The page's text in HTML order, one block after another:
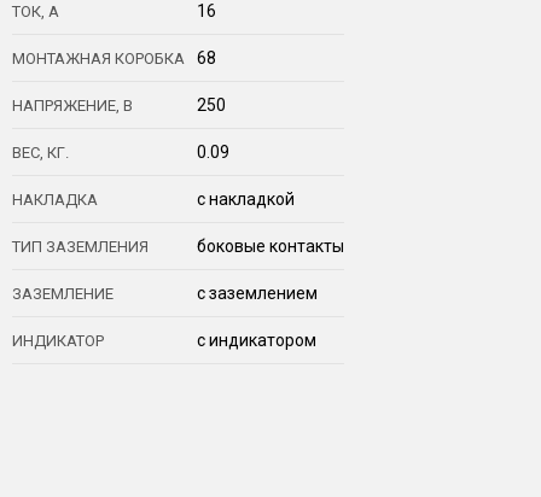
ТОК, А 16
МОНТАЖНАЯ КОРОБКА 68
НАПРЯЖЕНИЕ, В 250
ВЕС, КГ. 0.09
НАКЛАДКА с накладкой
ТИП ЗАЗЕМЛЕНИЯ боковые контакты
ЗАЗЕМЛЕНИЕ с заземлением
ИНДИКАТОР с индикатором